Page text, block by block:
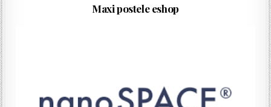
Maxi postele eshop